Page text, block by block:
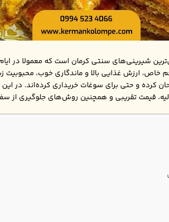
شیرینی‌های سنتی کرمان است که معمولا در
ارزش غذایی بالا و ماندگاری خوب، محبوبیت
کرده و حتی برای سوغات خریداری کرده‌اند. در
قیمت تقریبی و همچنین روش‌های جلوگیری از